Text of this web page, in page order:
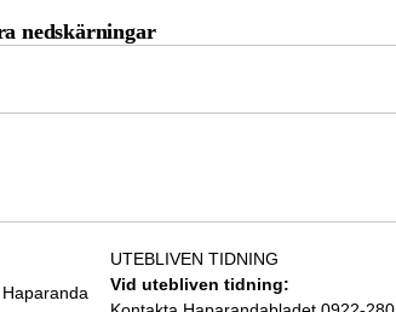
nedskärningar
UTEBLIVEN TIDNING
Vid utebliven tidning: